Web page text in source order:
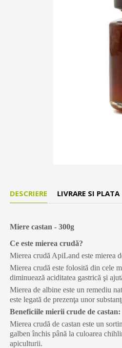
DESCRIERE LIVRARE SI PLATA
Miere castan - 300g
Ce este mierea crudă?
Mierea crudă ApiLand este mierea
Mierea crudă este folosită din cele
diminuează aciditatea gastrică şi
Mierea de albine este un remediu
este legată de prezenţa unor
Beneficiile mierii crude de castan:
Mierea crudă de castan este un
galben închis până la culoarea
apiculturii.